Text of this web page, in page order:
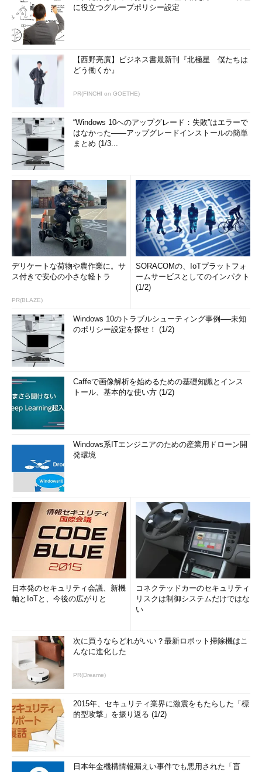
に役立つグループポリシー設定
【西野亮廣】ビジネス書最新刊『北極星 僕たちは
どう働くか』
PR(FINCHI on GOETHE)
“Windows 10へのアップグレード：失敗”はエラーで
はなかった――アップグレードインストールの簡単
まとめ (1/3...
デリケートな荷物や農作業に。サ
ス付きで安心の小さな軽トラ
PR(BLAZE)
SORACOMの、IoTプラットフォ
ームサービスとしてのインパクト
(1/2)
Windows 10のトラブルシューティング事例──未知
のポリシー設定を探せ！ (1/2)
Caffeで画像解析を始めるための基礎知識とインス
トール、基本的な使い方 (1/2)
Windows系ITエンジニアのための産業用ドローン開
発環境
日本発のセキュリティ会議、新機
軸とIoTと、今後の広がりと
コネクテッドカーのセキュリティ
リスクは制御システムだけではな
い
次に買うならどれがいい？最新ロボット掃除機はこ
んなに進化した
PR(Dreame)
2015年、セキュリティ業界に激震をもたらした「標
的型攻撃」を振り返る (1/2)
日本年金機構情報漏えい事件でも悪用された「盲